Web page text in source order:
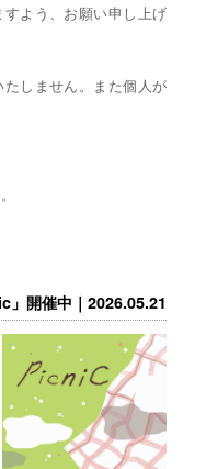
よう、お願い申し上げ
しません。また個人が
」開催中｜2026.05.21